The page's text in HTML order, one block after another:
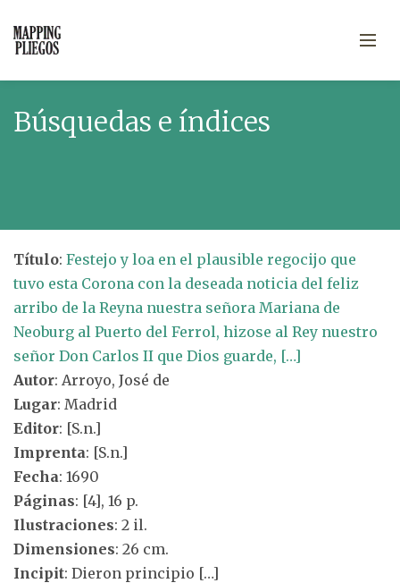
Búsquedas e índices
Título: Festejo y loa en el plausible regocijo que
tuvo esta Corona con la deseada noticia del feliz
arribo de la Reyna nuestra señora Mariana de
Neoburg al Puerto del Ferrol, hizose al Rey nuestro
señor Don Carlos II que Dios guarde, […]
Autor: Arroyo, José de
Lugar: Madrid
Editor: [S.n.]
Imprenta: [S.n.]
Fecha: 1690
Páginas: [4], 16 p.
Ilustraciones: 2 il.
Dimensiones: 26 cm.
Incipit: Dieron principio […]